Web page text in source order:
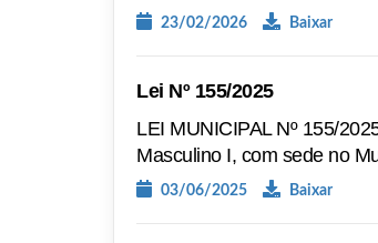
23/02/2026 Baixar
Lei Nº 155/2025
LEI MUNICIPAL Nº 155/
Masculino I, com sede no
03/06/2025 Baixar